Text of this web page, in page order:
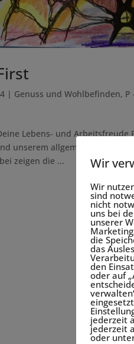
| Genuss und Wohlbefinden, P
Lebens- und
unserem allgemeinen
zeigen die ...
Wir
Wir
sind
nicht
uns bei
unserer
die
das
den
oder auf
jederzeit
jederzeit
oder